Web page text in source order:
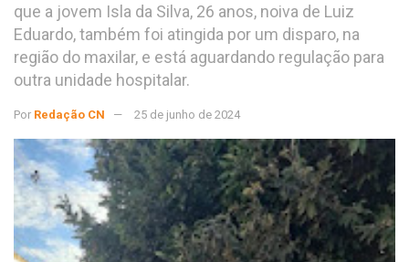
que a jovem Isla da Silva, 26 anos, noiva de Luiz
Eduardo, também foi atingida por um disparo, na
região do maxilar, e está aguardando regulação para
outra unidade hospitalar.
Por Redação CN 25 de junho de 2024